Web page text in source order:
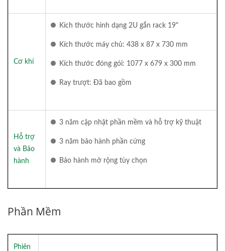
Cơ khí
Kích thước hình dạng 2U gắn rack 19"
Kích thước máy chủ: 438 x 87 x 730 mm
Kích thước đóng gói: 1077 x 679 x 300 mm
Ray trượt: Đã bao gồm
Hỗ trợ
và Bảo
hành
3 năm cập nhật phần mềm và hỗ trợ kỹ thuật
3 năm bảo hành phần cứng
Bảo hành mở rộng tùy chọn
Phần Mềm
Phiên